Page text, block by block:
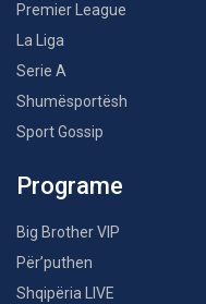
Premier League
La Liga
Serie A
Shumësportësh
Sport Gossip
Programe
Big Brother VIP
Për’puthen
Shqipëria LIVE